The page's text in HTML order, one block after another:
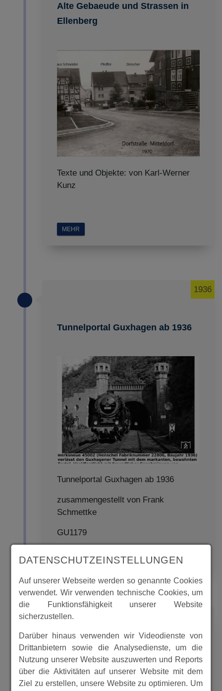
Alte Gebaeude und Strassen in
Ellenberg
Texte und Objekte: von Karl-Werner
Kunz
MEHR
Tunnelportal Guxhagen ab 1936
1936
Tunnelportal Guxhagen ab 1936
zusammengestellt von Frank
Schmettke
GU1179
MEHR
1936 Hallenbau Fromm im
Steinbruch
1936
DATENSCHUTZEINSTELLUNGEN
Auf unserer Webseite werden so genannte Cookies
verwendet. Wir verwenden technische Cookies, um
die Funktionsfähigkeit unserer Website
sicherzustellen.
Darüber hinaus verwenden wir Videodienste von
Drittanbietern sowie die Analysedienste, um die
Nutzung unserer Website auszuwerten und Reports
über die Aktivitäten auf unserer Website mit dem
Ziel zu erstellen, unsere Website zu optimieren. Um